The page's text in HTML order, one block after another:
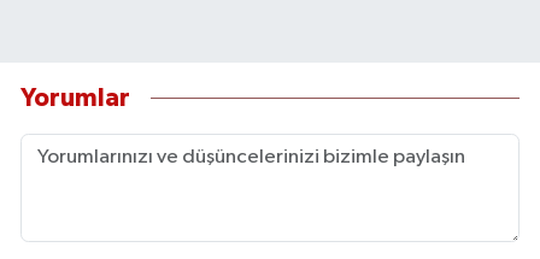
Yorumlar